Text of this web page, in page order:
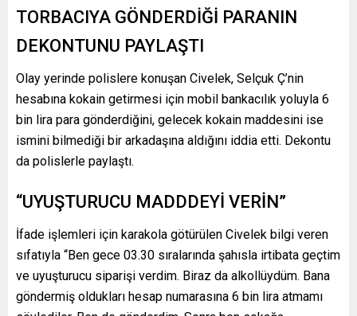
TORBACIYA GÖNDERDİĞİ PARANIN
DEKONTUNU PAYLAŞTI
Olay yerinde polislere konuşan Civelek, Selçuk Ç’nin
hesabına kokain getirmesi için mobil bankacılık yoluyla 6
bin lira para gönderdiğini, gelecek kokain maddesini ise
ismini bilmediği bir arkadaşına aldığını iddia etti. Dekontu
da polislerle paylaştı.
“UYUŞTURUCU MADDDEYİ VERİN”
İfade işlemleri için karakola götürülen Civelek bilgi veren
sıfatıyla “Ben gece 03.30 sıralarında şahısla irtibata geçtim
ve uyuşturucu siparişi verdim. Biraz da alkollüydüm. Bana
göndermiş oldukları hesap numarasına 6 bin lira atmamı